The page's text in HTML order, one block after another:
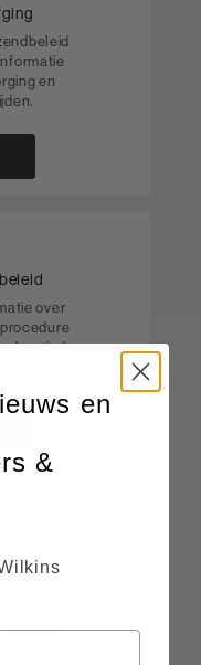
en
over
vind
je
en
&